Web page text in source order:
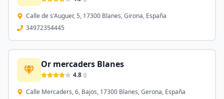
Calle de s'Auguer, 5, 17300 Blanes, Girona, España
34972354445
Or mercaders Blanes
4.8 ()
Calle Mercaders, 6, Bajos, 17300 Blanes, Gerona, España